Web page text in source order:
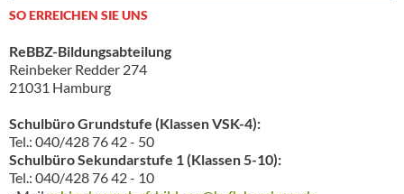
SO ERREICHEN SIE UNS
ReBBZ-Bildungsabteilung
Reinbeker Redder 274
21031 Hamburg
Schulbüro Grundstufe (Klassen VSK-4):
Tel.: 040/428 76 42 - 50
Schulbüro Sekundarstufe 1 (Klassen 5-10):
Tel.: 040/428 76 42 - 10